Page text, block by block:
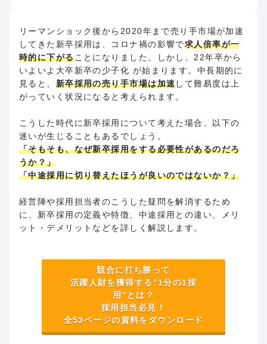
リーマンショック後から2020年まで売り手市場が加速
してきた新卒採用は、コロナ禍の影響で求人倍率が一
時的に下がることになりました。しかし、22年卒から
いよいよ大卒新卒の少子化 が始まります。中長期的に
見ると、 新卒採用の売り手市場は加速して難易度は上
がっていく状況になると考えられます。
こうした時代に新卒採用について考えた場合、以下の
迷いが生じることもあるでしょう。
「そもそも、なぜ新卒採用をする必要性があるのだろ
うか？」
「中途採用に切り替えたほうが良いのではないか？」
経営陣や採用担当者のこうした疑問を解消するため
に、新卒採用の定義や特徴、中途採用との違い、メリ
ット・デメリットなどを詳しく解説します。
競合に打ち勝って
活躍人財を獲得する“1分の1採
用”とは？
採用担当必見！
全53ページの資料をダウンロード